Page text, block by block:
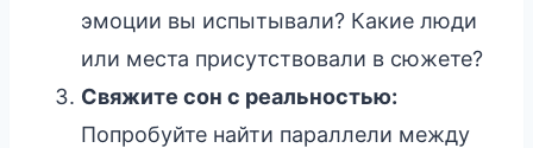
эмоции вы испытывали? Какие люди
или места присутствовали в сюжете?
Свяжите сон с реальностью:
Попробуйте найти параллели между